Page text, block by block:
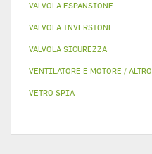
VALVOLA ESPANSIONE
VALVOLA INVERSIONE
VALVOLA SICUREZZA
VENTILATORE E MOTORE / ALTRO
VETRO SPIA